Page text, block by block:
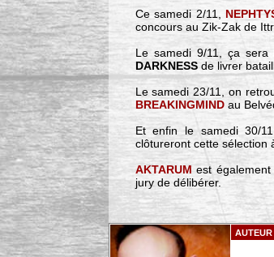
Ce samedi 2/11,
concours au Zik-Zak de
Le samedi 9/11, ça
DARKNESS de livrer
Le samedi 23/11, on
BREAKINGMIND au
Et enfin le samedi 30/
clôtureront cette sélection
AKTARUMest
jury de délibérer.